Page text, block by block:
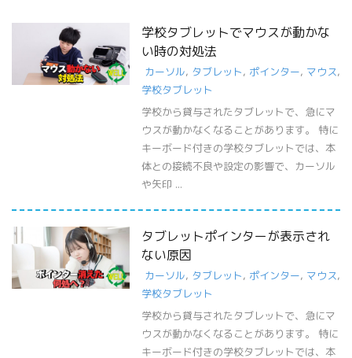
学校タブレットでマウスが動かな
い時の対処法
カーソル, タブレット, ポインター, マウス,
学校タブレット
学校から貸与されたタブレットで、急にマ
ウスが動かなくなることがあります。 特に
キーボード付きの学校タブレットでは、本
体との接続不良や設定の影響で、カーソル
や矢印 ...
タブレットポインターが表示され
ない原因
カーソル, タブレット, ポインター, マウス,
学校タブレット
学校から貸与されたタブレットで、急にマ
ウスが動かなくなることがあります。 特に
キーボード付きの学校タブレットでは、本